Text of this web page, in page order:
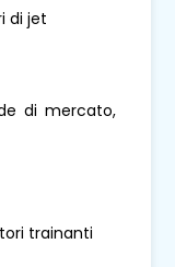
di jet
di mercato,
trainanti